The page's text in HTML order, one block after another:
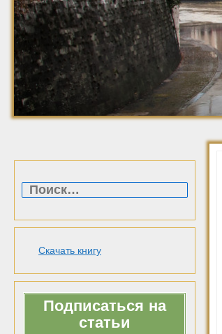
Скачать книгу
Подписаться на
статьи